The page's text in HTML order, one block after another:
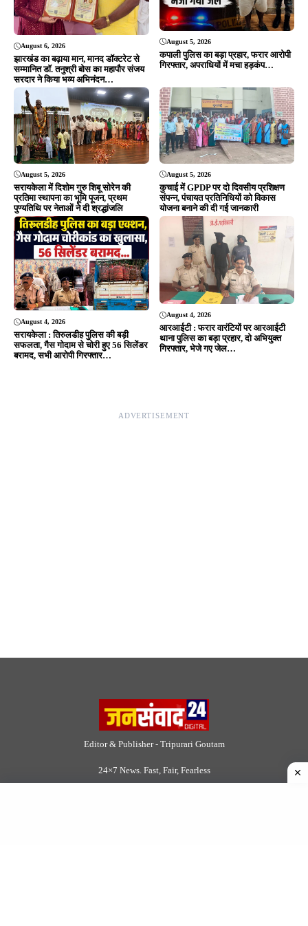
August 6, 2026
झारखंड का बढ़ाया मान, मानद डॉक्टरेट से
सम्मानित डॉ. तनुश्री बोस का महापौर संजय
सरदार ने किया भव्य अभिनंदन…
August 5, 2026
कपाली पुलिस का बड़ा प्रहार, फरार आरोपी
गिरफ्तार, अपराधियों में मचा हड़कंप…
August 5, 2026
सरायकेला में दिशोम गुरु शिबू सोरेन की
प्रतिमा स्थापना का भूमि पूजन, प्रथम
पुण्यतिथि पर नेताओं ने दी श्रद्धांजलि
August 5, 2026
कुचाई में GPDP पर दो दिवसीय प्रशिक्षण
संपन्न, पंचायत प्रतिनिधियों को विकास
योजना बनाने की दी गई जानकारी
August 4, 2026
सरायकेला : तिरुलडीह पुलिस की बड़ी
सफलता, गैस गोदाम से चोरी हुए 56 सिलेंडर
बरामद, सभी आरोपी गिरफ्तार…
August 4, 2026
आरआईटी : फरार वारंटियों पर आरआईटी
थाना पुलिस का बड़ा प्रहार, दो अभियुक्त
गिरफ्तार, भेजे गए जेल…
ADVERTISEMENT
Editor & Publisher - Tripurari Goutam
24×7 News. Fast, Fair, Fearless